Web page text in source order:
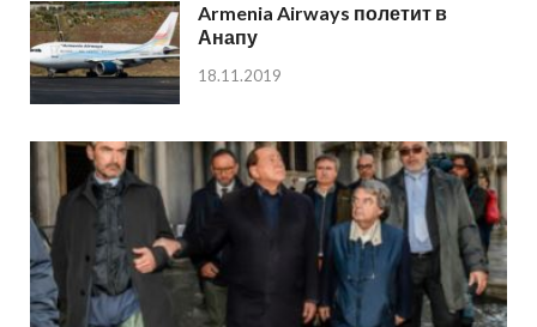
Armenia Airways полетит в
Анапу
18.11.2019